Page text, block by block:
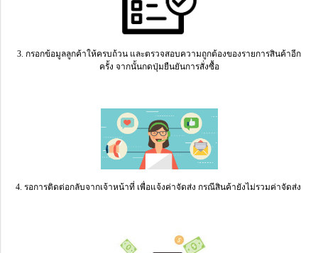
3. กรอกข้อมูลลูกค้าให้ครบถ้วน และตรวจสอบความถูกต้องของรายการสินค้าอีก
ครั้ง จากนั้นกดปุ่มยืนยันการสั่งซื้อ
4. รอการติดต่อกลับจากเจ้าหน้าที่ เพื่อแจ้งค่าจัดส่ง กรณีสินค้ายังไม่รวมค่าจัดส่ง